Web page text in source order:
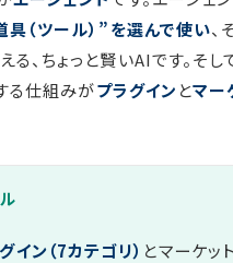
（ツール）”を選んで使い、
、ちょっと賢いAIです。そし
る仕組みがプラグイン とマー
イン（7カテゴリ） とマーケッ